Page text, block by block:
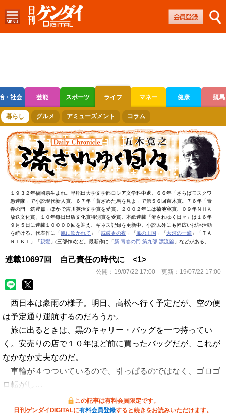
・社会 芸能 スポーツ ライフ マネー 健康 競馬
ボートレース 競輪 オートレース
暮らし グルメ アミューズメント コラム
１９３２年福岡県生まれ。早稲田大学文学部ロシア文学科中退。６６年「さらばモスクワ
愚連隊」で小説現代新人賞、６７年「蒼ざめた馬を見よ」で第５６回直木賞。７６年「青
春の門 筑豊篇」ほかで吉川英治文学賞を受賞。２００２年には菊池寛賞、０９年ＮＨＫ
放送文化賞、１０年毎日出版文化賞特別賞を受賞。本紙連載「流されゆく日々」は１６年
９月５日に連載１００００回を迎え、ギネス記録を更新中。小説以外にも幅広い批評活動
を続ける。代表作に「風に吹かれて 」「戒厳令の夜 」「風の王国 」「大河の一滴 」「ＴＡ
ＲＩＫＩ」「親鸞 」(三部作)など。最新作に「新 青春の門 第九部 漂流篇 」などがある。
連載10697回 自己責任の時代に <1>
公開： 19/07/22 17:00 更新： 19/07/22 17:00
西日本は豪雨の様子。明日、高松へ行く予定だが、空の便
は予定通り運航するのだろうか。
旅に出るときは、黒のキャリー・バッグを一つ持ってい
く。安売りの店で１０年ほど前に買ったバッグだが、これが
なかなか丈夫なのだ。
車輪が４つついているので、引っぱるのではなく、ゴロゴ
ロ転がし…
この記事は有料会員限定です。
日刊ゲンダイDIGITALに有料会員登録すると続きをお読みいただけます。